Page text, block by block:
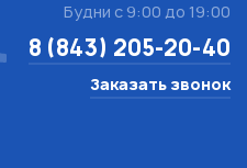
Будни с 9:00 до 19:00
8 (843) 205-20-40
Заказать звонок